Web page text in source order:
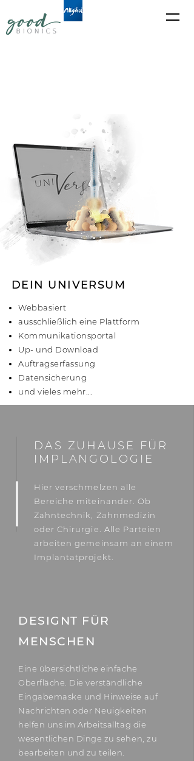
DEIN UNIVERSUM
Webbasiert
ausschließlich eine Plattform
Kommunikationsportal
Up- und Download
Auftragserfassung
Datensicherung
und vieles mehr...
DAS ZUHAUSE FÜR
IMPLANGOLOGIE
Hier verschmelzen alle
Bereiche miteinander. Ob
Zahntechnik, Zahnmedizin
oder Chirurgie. Alle Parteien
arbeiten gemeinsam an einem
Implantatprojekt.
DESIGNT FÜR
MENSCHEN
Eine übersichtliche einfache
Oberfläche. Die verständliche
Eingabemaske und Hinweise auf
Nachrichten oder Neuigkeiten
helfen uns im Arbeitsalltag die
wesentlichen Dinge zu sehen, zu
bearbeiten und zu teilen.